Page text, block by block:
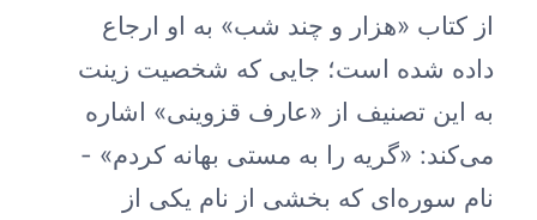
از کتاب «هزار و چند شب» به او ارجاع
داده شده است؛ جایی که شخصیت زینت
به این تصنیف از «عارف قزوینی» اشاره
می‌کند: «گریه را به مستی بهانه کردم» -
نام سوره‌ای که بخشی از نام یکی از